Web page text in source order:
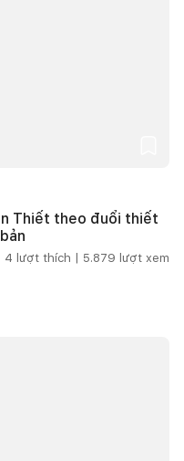
Thiết theo đuổi thiết
4 lượt thích | 5.879 lượt xem